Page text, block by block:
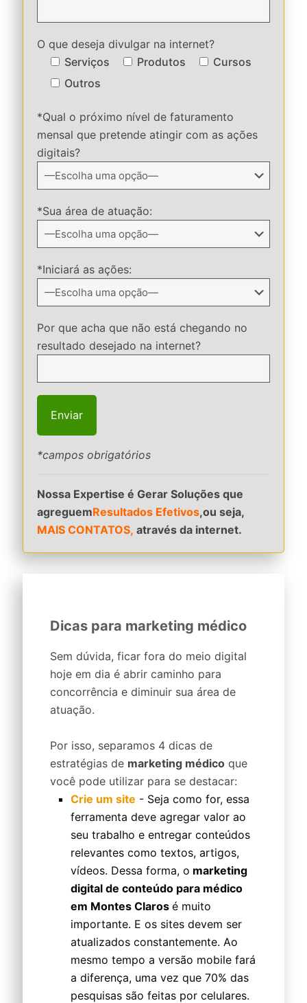
O que deseja divulgar na internet?
Serviços
Produtos
Cursos
Outros
*Qual o próximo nível de faturamento
mensal que pretende atingir com as ações
digitais?
*Sua área de atuação:
*Iniciará as ações:
Por que acha que não está chegando no
resultado desejado na internet?
*campos obrigatórios
Nossa Expertise é Gerar Soluções que
agreguemResultados Efetivos,ou seja,
MAIS CONTATOS, através da internet.
Dicas para marketing médico
Sem dúvida, ficar fora do meio digital
hoje em dia é abrir caminho para
concorrência e diminuir sua área de
atuação.
Por isso, separamos 4 dicas de
estratégias de marketing médico que
você pode utilizar para se destacar:
Crie um site - Seja como for, essa
ferramenta deve agregar valor ao
seu trabalho e entregar conteúdos
relevantes como textos, artigos,
vídeos. Dessa forma, o marketing
digital de conteúdo para médico
em Montes Claros é muito
importante. E os sites devem ser
atualizados constantemente. Ao
mesmo tempo a versão mobile fará
a diferença, uma vez que 70% das
pesquisas são feitas por celulares.